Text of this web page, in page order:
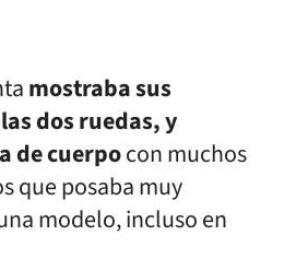
mostraba sus
dos ruedas, y
de cuerpocon muchos
que posaba muy
modelo, incluso en